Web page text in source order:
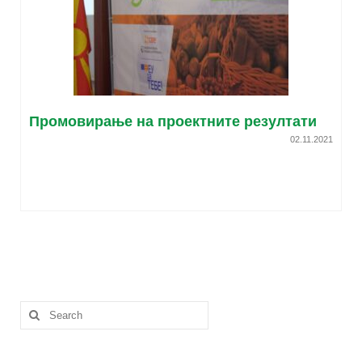
Промовирање на проектните резултати
02.11.2021
Search
for: